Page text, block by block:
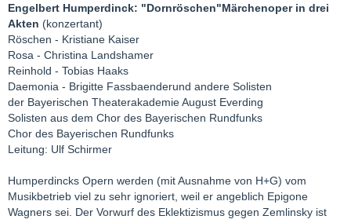
Engelbert Humperdinck: "Dornröschen"Märchenoper in drei
Akten (konzertant)
Röschen - Kristiane Kaiser
Rosa - Christina Landshamer
Reinhold - Tobias Haaks
Daemonia - Brigitte Fassbaenderund andere Solisten
der Bayerischen Theaterakademie August Everding
Solisten aus dem Chor des Bayerischen Rundfunks
Chor des Bayerischen Rundfunks
Leitung: Ulf Schirmer
Humperdincks Opern werden (mit Ausnahme von H+G) vom
Musikbetrieb viel zu sehr ignoriert, weil er angeblich Epigone
Wagners sei. Der Vorwurf des Eklektizismus gegen Zemlinsky ist